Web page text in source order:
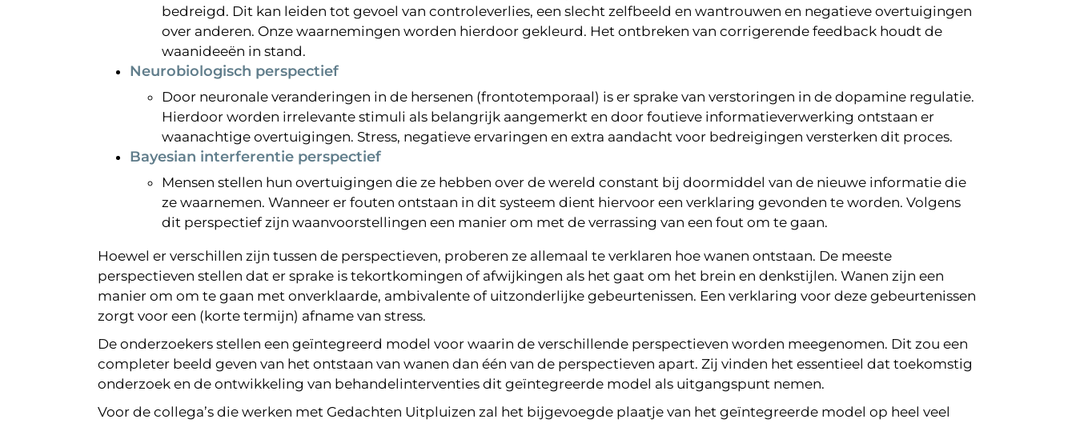
bedreigd. Dit kan leiden tot gevoel van controleverlies, een slecht zelfbeeld en wantrouwen en negatieve overtuigingen
over anderen. Onze waarnemingen worden hierdoor gekleurd. Het ontbreken van corrigerende feedback houdt de
waanideeën in stand.
Neurobiologisch perspectief
Door neuronale veranderingen in de hersenen (frontotemporaal) is er sprake van verstoringen in de dopamine regulatie.
Hierdoor worden irrelevante stimuli als belangrijk aangemerkt en door foutieve informatieverwerking ontstaan er
waanachtige overtuigingen. Stress, negatieve ervaringen en extra aandacht voor bedreigingen versterken dit proces.
Bayesian interferentie perspectief
Mensen stellen hun overtuigingen die ze hebben over de wereld constant bij doormiddel van de nieuwe informatie die
ze waarnemen. Wanneer er fouten ontstaan in dit systeem dient hiervoor een verklaring gevonden te worden. Volgens
dit perspectief zijn waanvoorstellingen een manier om met de verrassing van een fout om te gaan.
Hoewel er verschillen zijn tussen de perspectieven, proberen ze allemaal te verklaren hoe wanen ontstaan. De meeste
perspectieven stellen dat er sprake is tekortkomingen of afwijkingen als het gaat om het brein en denkstijlen. Wanen zijn een
manier om om te gaan met onverklaarde, ambivalente of uitzonderlijke gebeurtenissen. Een verklaring voor deze gebeurtenissen
zorgt voor een (korte termijn) afname van stress.
De onderzoekers stellen een geïntegreerd model voor waarin de verschillende perspectieven worden meegenomen. Dit zou een
completer beeld geven van het ontstaan van wanen dan één van de perspectieven apart. Zij vinden het essentieel dat toekomstig
onderzoek en de ontwikkeling van behandelinterventies dit geïntegreerde model als uitgangspunt nemen.
Voor de collega’s die werken met Gedachten Uitpluizen zal het bijgevoegde plaatje van het geïntegreerde model op heel veel